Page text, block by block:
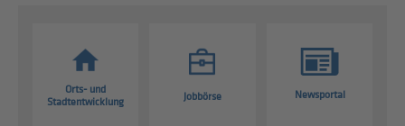
Orts- und
Stadtentwicklung
Jobbörse Newsportal